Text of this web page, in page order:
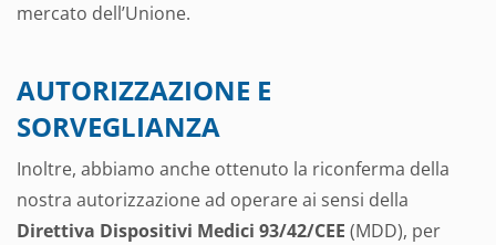
mercato dell’Unione.
AUTORIZZAZIONE E
SORVEGLIANZA
Inoltre, abbiamo anche ottenuto la riconferma della
nostra autorizzazione ad operare ai sensi della
Direttiva Dispositivi Medici 93/42/CEE (MDD), per